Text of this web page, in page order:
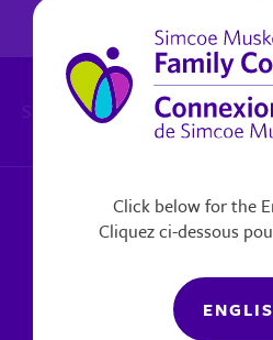
Inquiétudes de protection de
Santé mentale (non urgent)
x 6270
|
Click below for the
Cliquez ci-dessous